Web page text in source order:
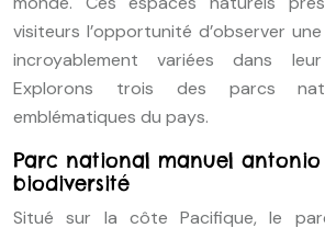
visiteurs l’opportunité d’observer
incroyablement variées dans
Explorons trois des parcs
emblématiques du pays.
Parc national manuel
biodiversité
Situé sur la côte Pacifique, le